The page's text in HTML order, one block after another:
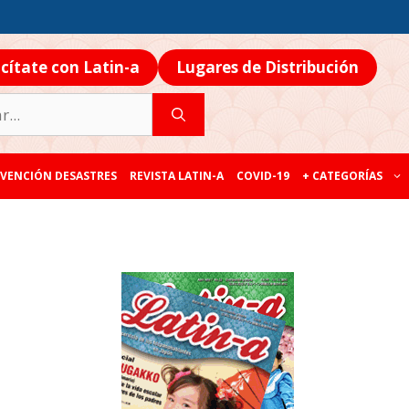
con Latin-a Lugares de Distribución
DESASTRES REVISTA LATIN-A COVID-19 + CATEGORÍAS